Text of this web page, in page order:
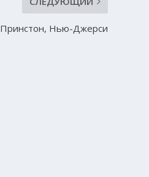
Принстон, Нью-Джерси